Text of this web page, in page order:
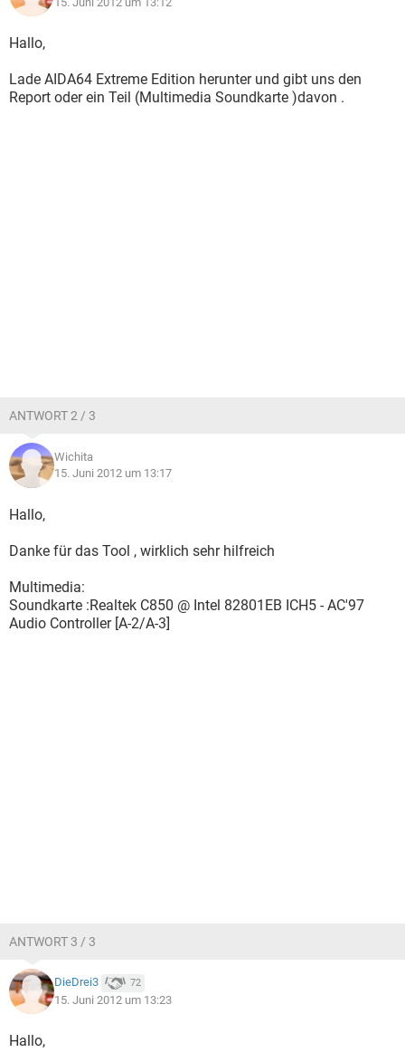
Hallo,
Lade AIDA64 Extreme Edition herunter und gibt uns den
Report oder ein Teil (Multimedia Soundkarte )davon .
ANTWORT 2 / 3
Wichita
15. Juni 2012 um 13:17
Hallo,
Danke für das Tool , wirklich sehr hilfreich
Multimedia:
Soundkarte :Realtek C850 @ Intel 82801EB ICH5 - AC'97
Audio Controller [A-2/A-3]
ANTWORT 3 / 3
DieDrei3 72
15. Juni 2012 um 13:23
Hallo,